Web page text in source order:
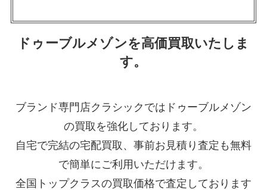
ドゥーブルメゾンを高価買取いたしま
す。
ブランド専門店クラシックではドゥーブルメゾン
の買取を強化しております。
自宅で完結の宅配買取、事前お見積り査定も無料
で簡単にご利用いただけます。
全国トップクラスの買取価格で査定しております